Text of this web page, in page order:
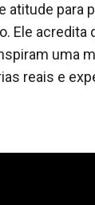
atitude para
Ele acredita
uma
reais e
seu